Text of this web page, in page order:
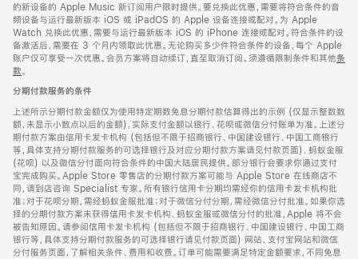
的新设备的 Apple Music 新订阅用户限时提供。要兑换此优惠，需要将符合条件的音
频设备与运行最新版本 iOS 或 iPadOS 的 Apple 设备连接或配对。为 Apple
Watch 兑换此优惠，需要与运行最新版本 iOS 的 iPhone 连接或配对。符合条件的设
备激活后，需要在 3 个月内领取此优惠。无论购买多少件符合条件的设备，每个 Apple
账户仅可享受一次优惠。会员方案将自动续订，直至取消订阅。须遵循限制条件和其他条
款。
窗
口
中
打
开)
分期付款服务的条件
上述所示分期付款金额仅为使用特定期数免息分期付款估算得出的示例 (仅显示整数数
额，未显示小数点以后的金额)，实际支付金额以银行、花呗或微信分付账单为准。上述分
期付款方案由信用卡发卡机构 (包括但不限于招商银行、中国建设银行、中国工商银行
等，具体支持分期付款服务的可选择银行及对应分期付款方案请见付款页面)、蚂蚁金服
(花呗) 以及微信分付面向符合条件的中国大陆居民提供。部分银行会要求你通过支付
宝完成购买。Apple Store 零售店的分期付款方案可能与 Apple Store 在线商店不
同，请到店咨询 Specialist 专家。所有银行信用卡分期均需经你的信用卡发卡机构批
准；对于花呗分期，需经蚂蚁金服批准；对于微信分付分期，需经微信分付批准。如果你选
择的分期付款方案未获得信用卡发卡机构、蚂蚁金服或微信分付的批准，Apple 将不会
被告知原因。请参阅信用卡发卡机构 (包括但不限于招商银行、中国建设银行、中国工商
银行等，具体支持分期付款服务的可选择银行请见付款页面) 网站、支付宝网站和微信
分付服务页面，了解相关条件、费用和收费。订单可能需要满足特定金额要求，不同免息